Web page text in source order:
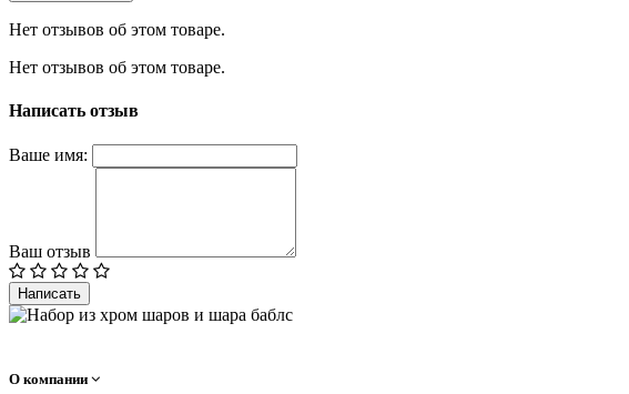
Нет отзывов об этом товаре.
Нет отзывов об этом товаре.
Написать отзыв
Ваше имя:
Ваш отзыв
Написать
О компании